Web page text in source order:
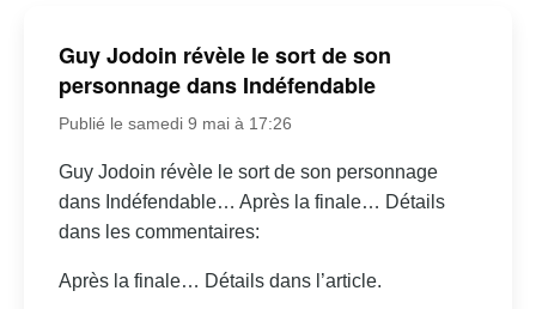
Guy Jodoin révèle le sort de son
personnage dans Indéfendable
Publié le samedi 9 mai à 17:26
Guy Jodoin révèle le sort de son personnage
dans Indéfendable… Après la finale… Détails
dans les commentaires:
Après la finale… Détails dans l’article.